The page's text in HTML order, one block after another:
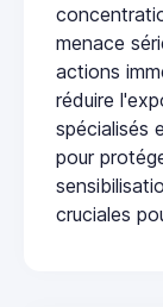
menace
actions
réduire
spécialisés
pour
cruciales